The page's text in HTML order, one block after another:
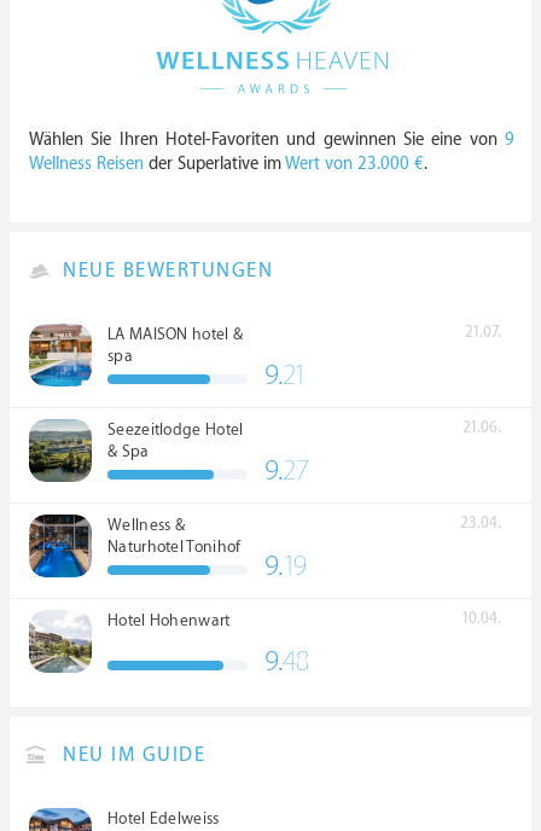
Wählen Sie Ihren Hotel-Favoriten und gewinnen Sie eine von 9
Wellness Reisen der Superlative imWert von 23.000 €.
NEUE BEWERTUNGEN
LA MAISON hotel &
spa
21.07.
9.21
Seezeitlodge Hotel
& Spa
21.06.
9.27
Wellness &
Naturhotel Tonihof
****S
23.04.
9.19
Hotel Hohenwart 10.04.
9.48
NEU IM GUIDE
Hotel Edelweiss